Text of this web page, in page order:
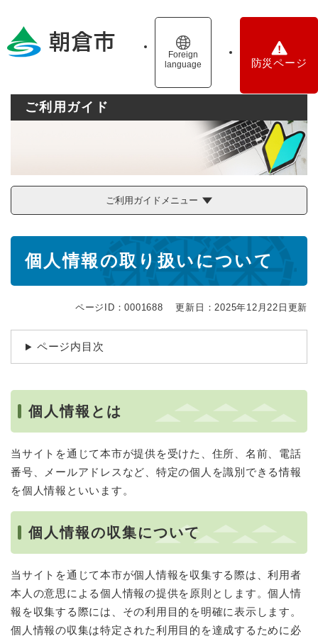
の
Foreign
language
防災ページ
ご利用ガイド
ご利用ガイドメニュー
個人情報の取り扱いについて
ページID：0001688 更新日：2025年12月22日更新
ページ内目次
個人情報とは
当サイトを通じて本市が提供を受けた、住所、名前、電話
番号、メールアドレスなど、特定の個人を識別できる情報
を個人情報といいます。
個人情報の収集について
当サイトを通じて本市が個人情報を収集する際は、利用者
本人の意思による個人情報の提供を原則とします。個人情
報を収集する際には、その利用目的を明確に表示します。
個人情報の収集は特定された利用目的を達成するために必